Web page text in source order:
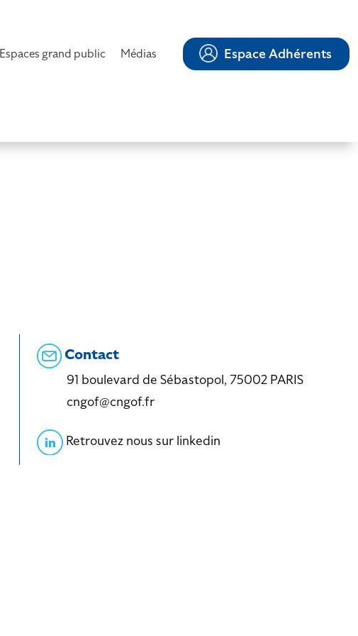
Espaces grand public Médias Espace Adhérents
Contact
91 boulevard de Sébastopol, 75002 PARIS
cngof@cngof.fr
Retrouvez nous sur linkedin